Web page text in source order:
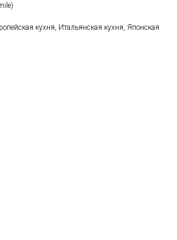
кухня, Итальянская кухня, Японская